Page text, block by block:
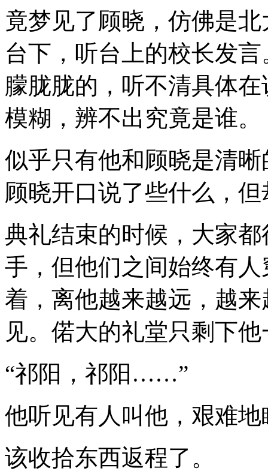
竟梦见了顾晓，仿佛是
台下，听台上的校长发
朦胧胧的，听不清具体
模糊，辨不出究竟是谁。
似乎只有他和顾晓是清
顾晓开口说了些什么，
典礼结束的时候，大家
手，但他们之间始终有
着，离他越来越远，越
见。偌大的礼堂只剩下
“祁阳，祁阳……”
他听见有人叫他，艰难
该收拾东西返程了。